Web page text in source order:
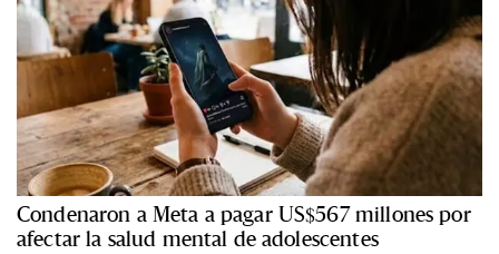
Condenaron a Meta a pagar US$567 millones por
afectar la salud mental de adolescentes